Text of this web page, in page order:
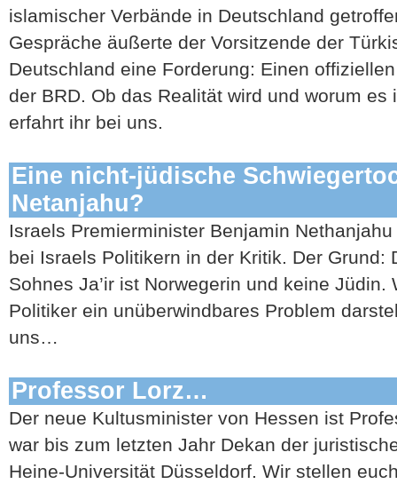
islamischer Verbände in Deutschland
Gespräche äußerte der Vorsitzende der
Deutschland eine Forderung: Einen
der BRD. Ob das Realität wird und worum es
erfahrt ihr bei uns.
Eine nicht-jüdische
Netanjahu?
Israels Premierminister Benjamin
bei Israels Politikern in der Kritik. Der Grund:
Sohnes Ja’ir ist Norwegerin und keine Jüdin.
Politiker ein unüberwindbares Problem
uns…
Professor Lorz…
Der neue Kultusminister von Hessen ist
war bis zum letzten Jahr Dekan der
Heine-Universität Düsseldorf. Wir stellen